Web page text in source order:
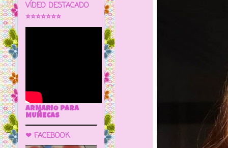
VÍDEO DESTACADO
⭐⭐⭐⭐⭐⭐⭐
ARMARIO PARA
MUÑECAS
❤ FACEBOOK